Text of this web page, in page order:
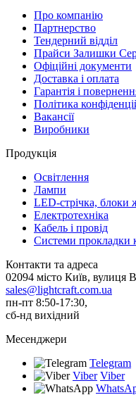
Про компанію
Партнерство
Тендерний відділ
Прайси Залишки
Офіційні документи
Доставка і оплата
Гарантія і
Політика
Вакансії
Виробники
Продукція
Освітлення
Лампи
LED-стрічка, блоки
Електротехніка
Кабель і провід
Системи прокладки
Контакти та адреса
02094 місто Київ, вулиця
sales@lightcraft.com.ua
пн-пт 8:50-17:30,
сб-нд вихідний
Месенджери
Telegram
Viber Viber